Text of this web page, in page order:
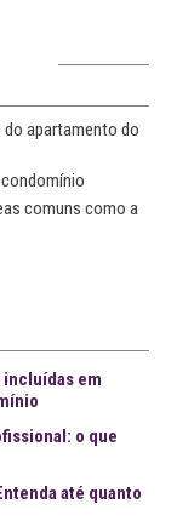
do apartamento do
comuns como a
em
o que
até quanto